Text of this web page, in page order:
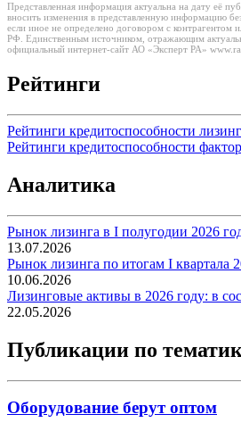
Представленная информация актуальна на дату её
вносить изменения в представленную информацию
если иное не определено договором с контрагентом
РФ. Единственным источником, отражающим
официальный интернет-сайт АО «Эксперт РА»
Рейтинги
Рейтинги кредитоспособности
Рейтинги кредитоспособности
Аналитика
Рынок лизинга в I полугодии 2026
13.07.2026
Рынок лизинга по итогам I квартала
10.06.2026
Лизинговые активы в 2026 году: в
22.05.2026
Публикации по
Оборудование берут оптом